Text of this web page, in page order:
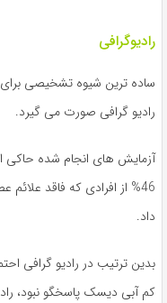
رادیوگرافی
ساده ترین شیوه تشخیصی
رادیو گرافی صورت می گیرد.
آزمایش های انجام شده حاکی
46% از افرادی که فاقد
داد.
بدین ترتیب در رادیو گرافی
کم آبی دیسک پاسخگو نبود،